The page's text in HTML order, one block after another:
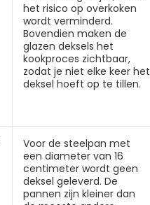
het risico op overkoken
wordt verminderd.
Bovendien maken de
glazen deksels het
kookproces zichtbaar,
zodat je niet elke keer het
deksel hoeft op te tillen.
Voor de steelpan met
een diameter van 16
centimeter wordt geen
deksel geleverd. De
pannen zijn kleiner dan